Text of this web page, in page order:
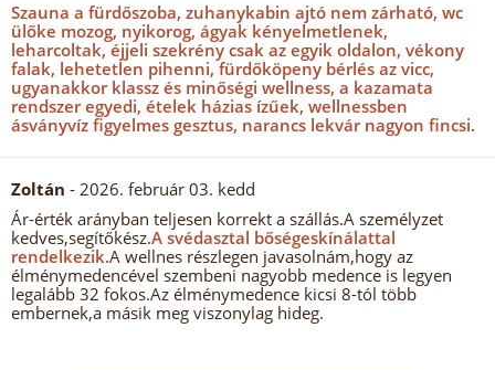
Szauna a fürdőszoba, zuhanykabin ajtó nem zárható, wc
ülőke mozog, nyikorog, ágyak kényelmetlenek,
leharcoltak, éjjeli szekrény csak az egyik oldalon, vékony
falak, lehetetlen pihenni, fürdőköpeny bérlés az vicc,
ugyanakkor klassz és minőségi wellness, a kazamata
rendszer egyedi, ételek házias ízűek, wellnessben
ásványvíz figyelmes gesztus, narancs lekvár nagyon fincsi.
Zoltán - 2026. február 03. kedd
Ár-érték arányban teljesen korrekt a szállás.A személyzet
kedves,segítőkész.A svédasztal bőségeskínálattal
rendelkezik.A wellnes részlegen javasolnám,hogy az
élménymedencével szembeni nagyobb medence is legyen
legalább 32 fokos.Az élménymedence kicsi 8-tól több
embernek,a másik meg viszonylag hideg.